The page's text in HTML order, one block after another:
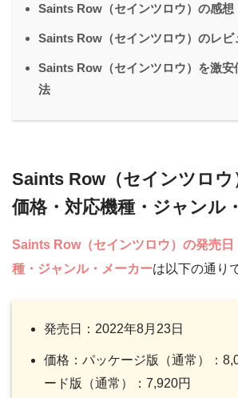
Saints Row（セインツロウ）の感想
Saints Row（セインツロウ）のレビ
Saints Row（セインツロウ）を激安
法
Saints Row（セインツロウ
価格・対応機種・ジャンル
Saints Row（セインツロウ）の発売日
種・ジャンル・メーカーは以下の通り
発売日：2022年8月23日
価格：パッケージ版（通常）：
ード版（通常）：7,920円